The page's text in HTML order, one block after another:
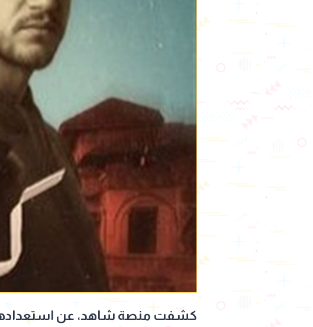
كشفتمنصة شاهد، عن